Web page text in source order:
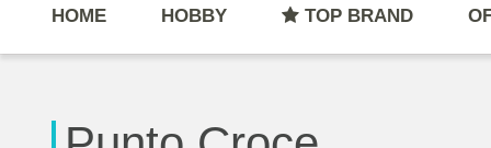
HOME HOBBY TOP BRAND